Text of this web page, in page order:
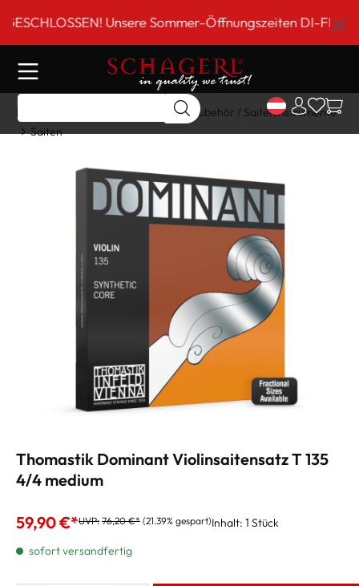
springenUnsere Sommer-Öffnungszeiten DI-FR 9 bis
Home Gitarre/Strings
Zubehör / Saiteninstrumente
Saiten
Thomastik Dominant Violinsaitensatz T 135
4/4 medium
59,90 €*UVP: 76,20 €* (21.39% gespart)Inhalt: 1 Stück
sofort versandfertig